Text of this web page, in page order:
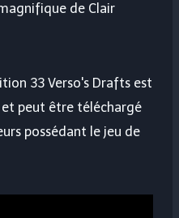
de Clair
33 Verso's Drafts est
peut être téléchargé
possédant le jeu de